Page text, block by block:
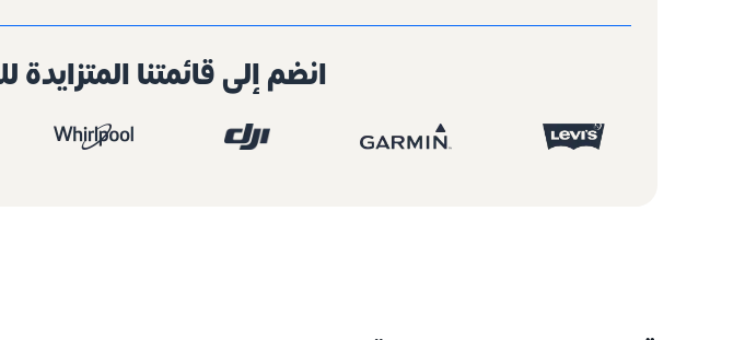
انضم إلى قائمتنا